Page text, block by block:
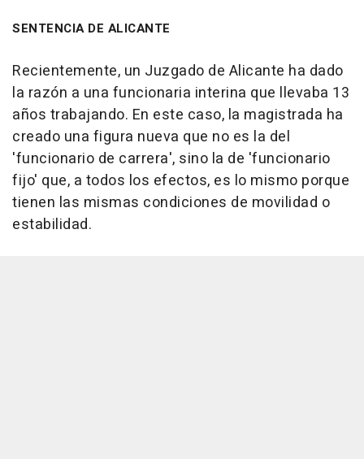
SENTENCIA DE ALICANTE
Recientemente, un Juzgado de Alicante ha dado
la razón a una funcionaria interina que llevaba 13
años trabajando. En este caso, la magistrada ha
creado una figura nueva que no es la del
'funcionario de carrera', sino la de 'funcionario
fijo' que, a todos los efectos, es lo mismo porque
tienen las mismas condiciones de movilidad o
estabilidad.